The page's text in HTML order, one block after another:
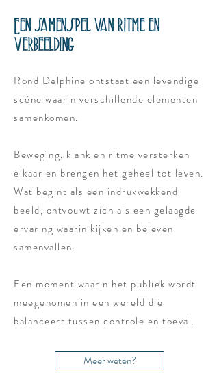
Een samenspel van ritme en
verbeelding
Rond Delphine ontstaat een levendige
scène waarin verschillende elementen
samenkomen.
Beweging, klank en ritme versterken
elkaar en brengen het geheel tot leven.
Wat begint als een indrukwekkend
beeld, ontvouwt zich als een gelaagde
ervaring waarin kijken en beleven
samenvallen.
Een moment waarin het publiek wordt
meegenomen in een wereld die
balanceert tussen controle en toeval.
Meer weten?